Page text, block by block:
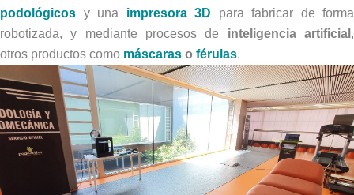
podológicos y una impresora 3D para fabricar de forma
robotizada, y mediante procesos de inteligencia artificial ,
otros productos como máscaras o férulas.